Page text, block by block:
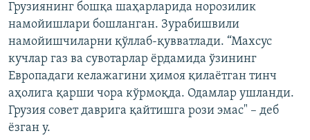
Грузиянинг бошқа шаҳарларида норозилик
намойишлари бошланган. Зурабишвили
намойишчиларни қўллаб-қувватлади. “Махсус
кучлар газ ва сувотарлар ёрдамида ўзининг
Европадаги келажагини ҳимоя қилаётган тинч
аҳолига қарши чора кўрмоқда. Одамлар ушланди.
Грузия совет даврига қайтишга рози эмас" – деб
ёзган у.